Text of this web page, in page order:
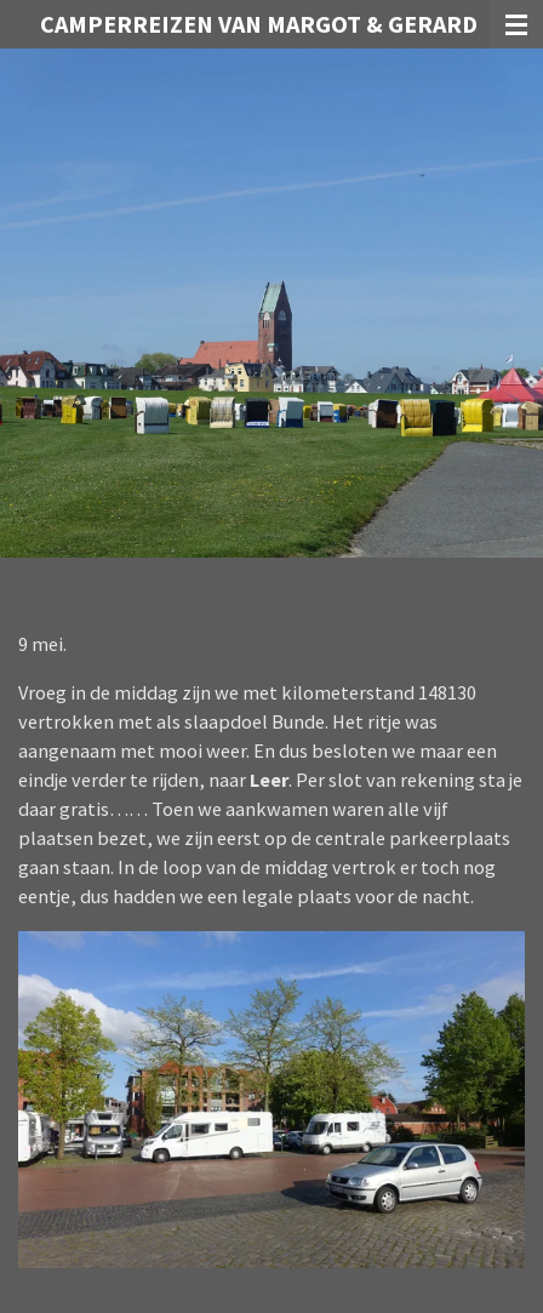
direct
CAMPERREIZEN VAN MARGOT & GERARD
9 mei.
Vroeg in de middag zijn we met kilometerstand 148130
vertrokken met als slaapdoel Bunde. Het ritje was
aangenaam met mooi weer. En dus besloten we maar een
eindje verder te rijden, naar Leer. Per slot van rekening sta je
daar gratis…… Toen we aankwamen waren alle vijf
plaatsen bezet, we zijn eerst op de centrale parkeerplaats
gaan staan. In de loop van de middag vertrok er toch nog
eentje, dus hadden we een legale plaats voor de nacht.